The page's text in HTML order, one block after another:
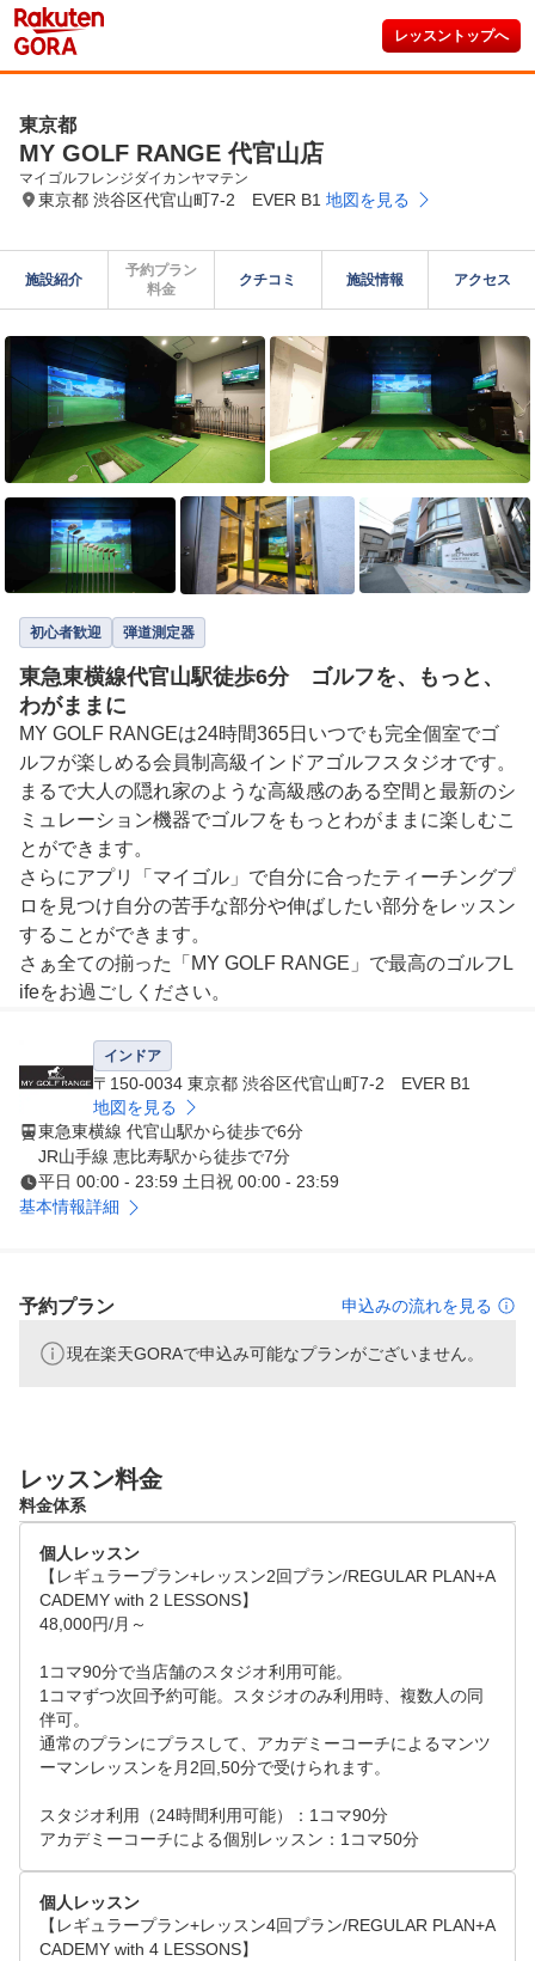
レッスントップへ
東京都
MY GOLF RANGE 代官山店
マイゴルフレンジダイカンヤマテン
東京都 渋谷区代官山町7-2 EVER B1 地図を見る
施設紹介
予約プラン
料金
クチコミ 施設情報 アクセス
初心者歓迎 弾道測定器
東急東横線代官山駅徒歩6分 ゴルフを、もっと、
わがままに
MY GOLF RANGEは24時間365日いつでも完全個室でゴ
ルフが楽しめる会員制高級インドアゴルフスタジオです。
まるで大人の隠れ家のような高級感のある空間と最新のシ
ミュレーション機器でゴルフをもっとわがままに楽しむこ
とができます。
さらにアプリ「マイゴル」で自分に合ったティーチングプ
ロを見つけ自分の苦手な部分や伸ばしたい部分をレッスン
することができます。
さぁ全ての揃った「MY GOLF RANGE」で最高のゴルフL
インドア
〒150-0034 東京都 渋谷区代官山町7-2 EVER B1
地図を見る
東急東横線 代官山駅から徒歩で6分
JR山手線 恵比寿駅から徒歩で7分
平日 00:00 - 23:59 土日祝 00:00 - 23:59
基本情報詳細
予約プラン 申込みの流れを見る
現在楽天GORAで申込み可能なプランがございません。
レッスン料金
料金体系
個人レッスン
【レギュラープラン+レッスン2回プラン/REGULAR PLAN+A
CADEMY with 2 LESSONS】
48,000円/月～
1コマ90分で当店舗のスタジオ利用可能。
1コマずつ次回予約可能。スタジオのみ利用時、複数人の同
伴可。
通常のプランにプラスして、アカデミーコーチによるマンツ
ーマンレッスンを月2回,50分で受けられます。
スタジオ利用（24時間利用可能）：1コマ90分
アカデミーコーチによる個別レッスン：1コマ50分
個人レッスン
【レギュラープラン+レッスン4回プラン/REGULAR PLAN+A
CADEMY with 4 LESSONS】